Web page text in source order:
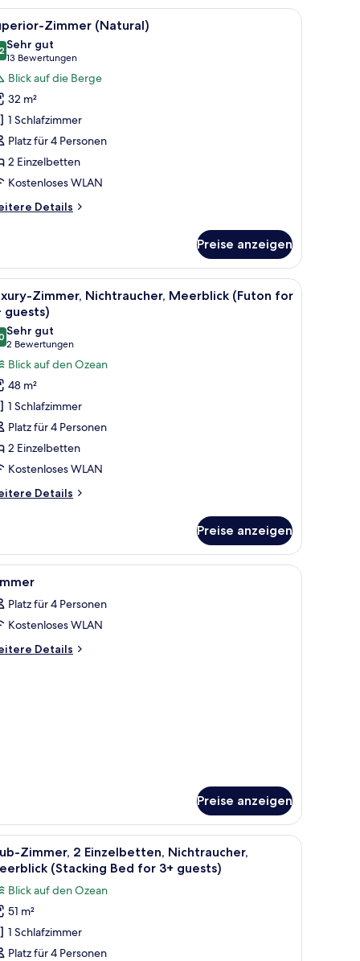
mit einem Holzkopfstück, weißen Bettwäsche und einem Nachttisch mit
Ein Hotelzimmer mit zwei Betten, einem
12 Zimmer (Natural)
von 10
Sehr gut
13 Bewertungen
(13
Bewertungen)
Blick auf die Berge
32 m²
1 Schlafzimmer
Platz für 4 Personen
2 Einzelbetten
Kostenloses WLAN
Details
Preise anzeigen
Blick auf Grünflächen und Gebäude.
Balkon mit Meerblick, einem kleinen Tisch und einer Lampe.
Ein Hotelzimmer mit zwei Betten, einem
14
Zimmer, Nichtraucher, Meerblick (Futon for
guests)
von 10
Sehr gut
2 Bewertungen
(2
Bewertungen)
Blick auf den Ozean
48 m²
1 Schlafzimmer
Platz für 4 Personen
2 Einzelbetten
Kostenloses WLAN
Details
Preise anzeigen
Zimmersafe, kostenloses WLAN, Bettwäsche
1
Platz für 4 Personen
Kostenloses WLAN
Details
Preise anzeigen
Grünflächen.
jeweils mit Nachttisch, Lampe und Telefon.
Einzelbetten,
Ein Hotelzimmer mit einem großen Bett,
8
Zimmer, 2 Einzelbetten, Nichtraucher,
(Stacking Bed for 3+ guests)
Blick auf den Ozean
51 m²
1 Schlafzimmer
Platz für 4 Personen